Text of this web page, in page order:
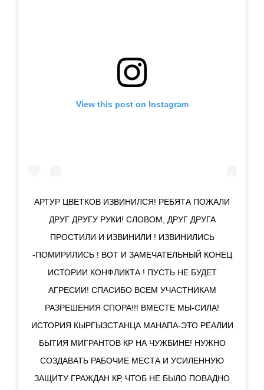
View this post on Instagram
АРТУР ЦВЕТКОВ ИЗВИНИЛСЯ! РЕБЯТА ПОЖАЛИ
ДРУГ ДРУГУ РУКИ! СЛОВОМ, ДРУГ ДРУГА
ПРОСТИЛИ И ИЗВИНИЛИ ! ИЗВИНИЛИСЬ
-ПОМИРИЛИСЬ ! ВОТ И ЗАМЕЧАТЕЛЬНЫЙ КОНЕЦ
ИСТОРИИ КОНФЛИКТА ! ПУСТЬ НЕ БУДЕТ
АГРЕСИИ! СПАСИБО ВСЕМ УЧАСТНИКАМ
РАЗРЕШЕНИЯ СПОРА!!! ВМЕСТЕ МЫ-СИЛА!
ИСТОРИЯ КЫРГЫЗСТАНЦА МАНАПА-ЭТО РЕАЛИИ
БЫТИЯ МИГРАНТОВ КР НА ЧУЖБИНЕ! НУЖНО
СОЗДАВАТЬ РАБОЧИЕ МЕСТА И УСИЛЕННУЮ
ЗАЩИТУ ГРАЖДАН КР, ЧТОБ НЕ БЫЛО ПОВАДНО